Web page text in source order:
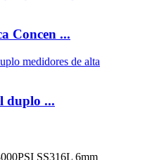
Concen ...
duplo ...